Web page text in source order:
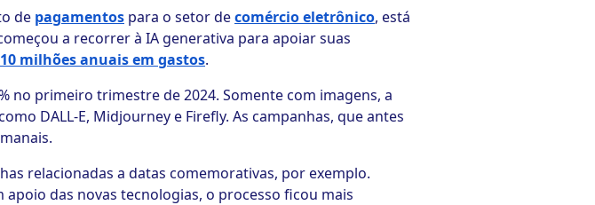
de pagamentos para o setor decomércio eletrônico, está
a recorrer à IA generativa para apoiar suas
milhões anuais em gastos.
no primeiro trimestre de 2024. Somente com imagens, a
DALL-E, Midjourney e Firefly. As campanhas, que antes
relacionadas a datas comemorativas, por exemplo.
das novas tecnologias, o processo ficou mais